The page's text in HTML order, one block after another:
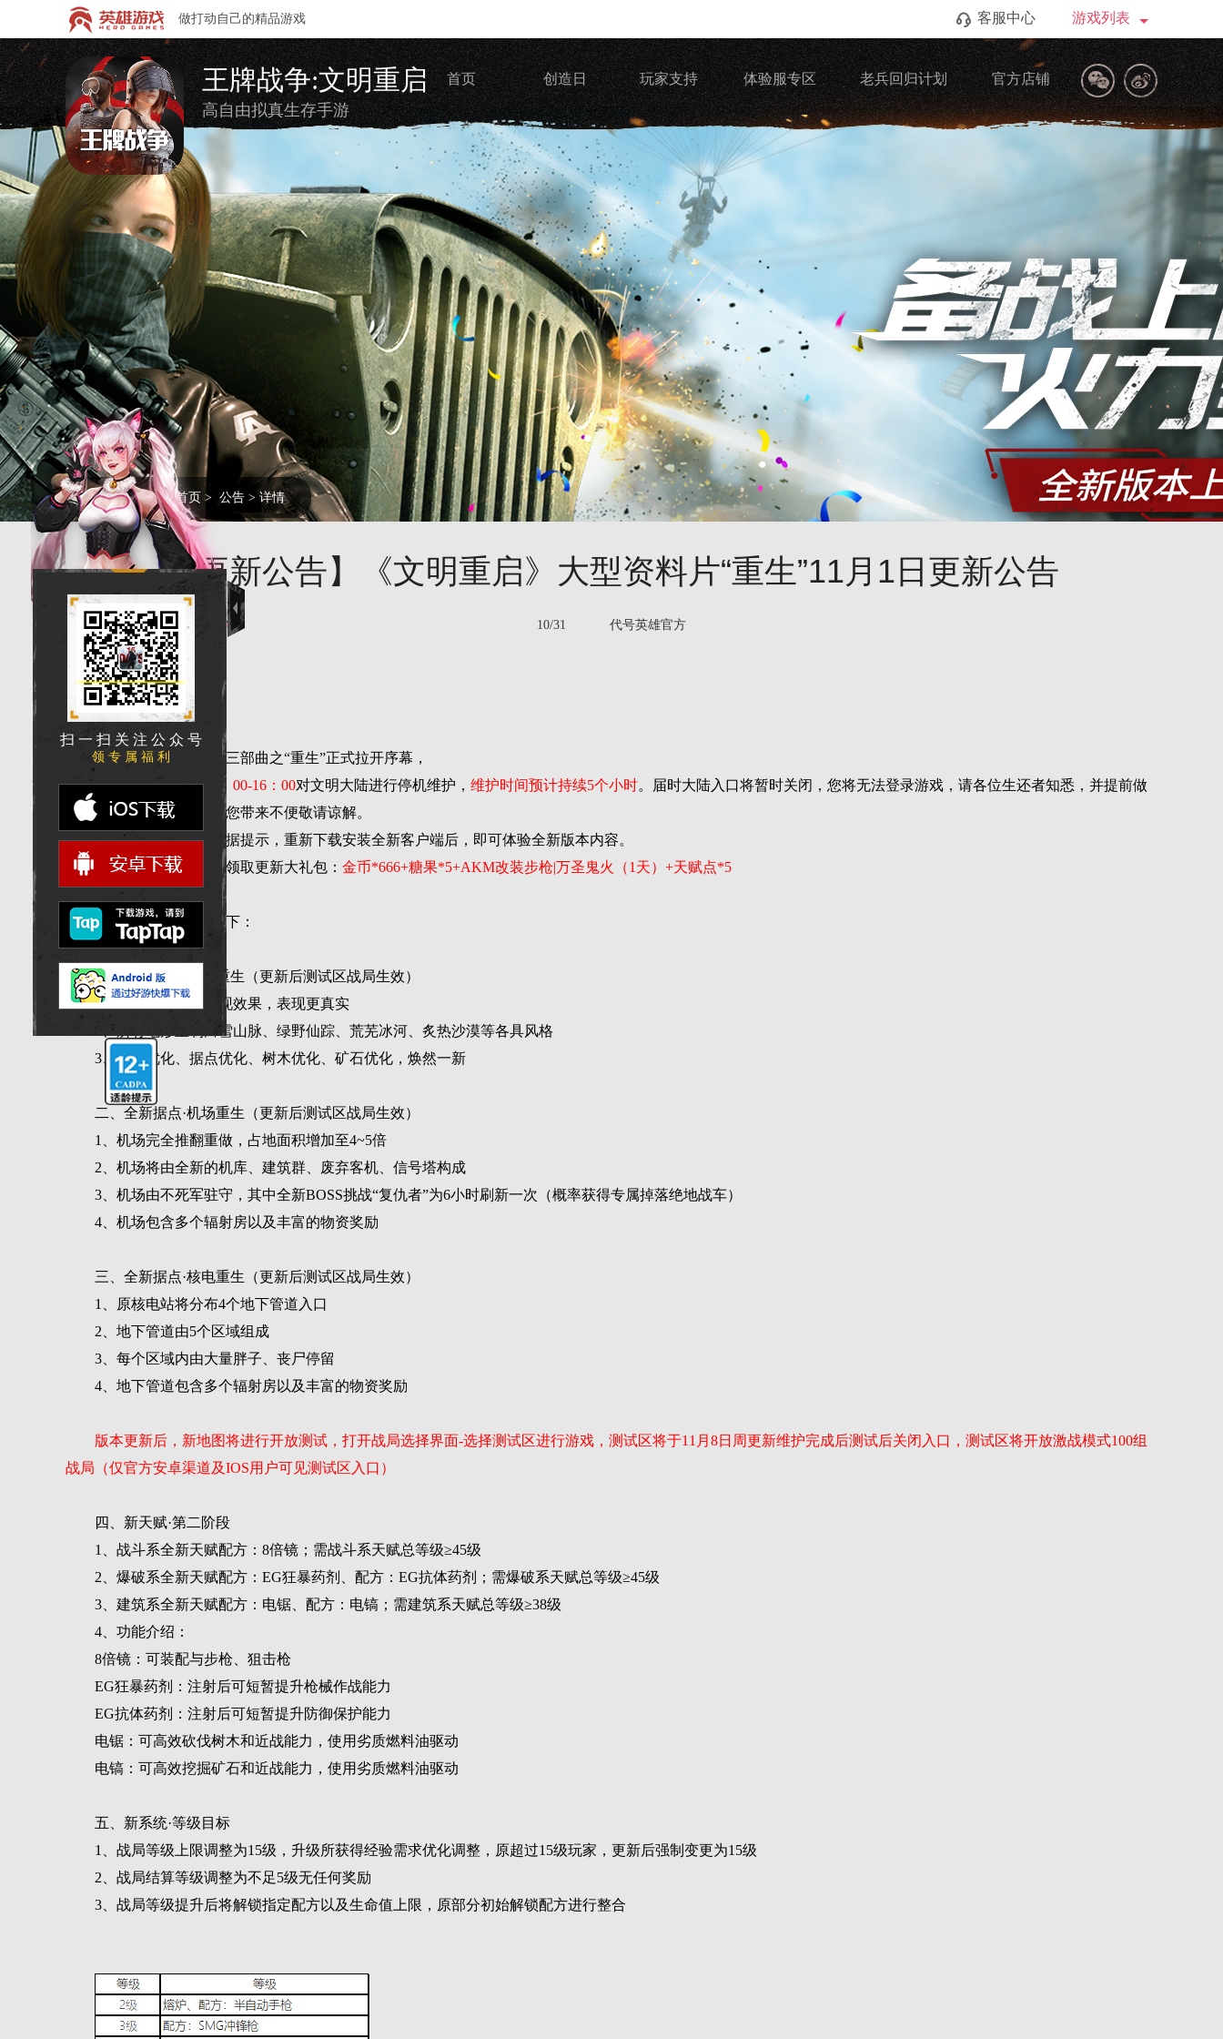
做打动自己的精品游戏 游戏列表
客服中心
王牌战争:文明重启
高自由拟真生存手游
首页 创造日 玩家支持 体验服专区 老兵回归计划 官方店铺
您的当前位置:首页 > 公告 > 详情
【更新公告】《文明重启》大型资料片“重生”11月1日更新公告
10/31 代号英雄官方
勇敢的生还者们：
文明重启资料片创世三部曲之“重生”正式拉开序幕，
我们将于11月1日11：00-16：00对文明大陆进行停机维护， 维护时间预计持续5个小时。届时大陆入口将暂时关闭，您将无法登录游戏，请各位生还者知悉，并提前做
好下线准备，此次停服给您带来不便敬请谅解。
更新结束后，您需根据提示，重新下载安装全新客户端后，即可体验全新版本内容。
更新后登录游戏即可领取更新大礼包： 金币*666+糖果*5+AKM改装步枪|万圣鬼火（1天）+天赋点*5
此次更新详细内容如下：
【重要更新】
一、全新地图·大陆重生（更新后测试区战局生效）
1、全新草木美术表现效果，表现更真实
2、所有地形重制白雪山脉、绿野仙踪、荒芜冰河、炙热沙漠等各具风格
3、路网优化、据点优化、树木优化、矿石优化，焕然一新
二、全新据点·机场重生（更新后测试区战局生效）
1、机场完全推翻重做，占地面积增加至4~5倍
2、机场将由全新的机库、建筑群、废弃客机、信号塔构成
3、机场由不死军驻守，其中全新BOSS挑战“复仇者”为6小时刷新一次（概率获得专属掉落绝地战车）
4、机场包含多个辐射房以及丰富的物资奖励
三、全新据点·核电重生（更新后测试区战局生效）
1、原核电站将分布4个地下管道入口
2、地下管道由5个区域组成
3、每个区域内由大量胖子、丧尸停留
4、地下管道包含多个辐射房以及丰富的物资奖励
版本更新后，新地图将进行开放测试，打开战局选择界面-选择测试区进行游戏，测试区将于11月8日周更新维护完成后测试后关闭入口，测试区将开放激战模式100组
战局（仅官方安卓渠道及IOS用户可见测试区入口）
四、新天赋·第二阶段
1、战斗系全新天赋配方：8倍镜；需战斗系天赋总等级≥45级
2、爆破系全新天赋配方：EG狂暴药剂、配方：EG抗体药剂；需爆破系天赋总等级≥45级
3、建筑系全新天赋配方：电锯、配方：电镐；需建筑系天赋总等级≥38级
4、功能介绍：
8倍镜：可装配与步枪、狙击枪
EG狂暴药剂：注射后可短暂提升枪械作战能力
EG抗体药剂：注射后可短暂提升防御保护能力
电锯：可高效砍伐树木和近战能力，使用劣质燃料油驱动
电镐：可高效挖掘矿石和近战能力，使用劣质燃料油驱动
五、新系统·等级目标
1、战局等级上限调整为15级，升级所获得经验需求优化调整，原超过15级玩家，更新后强制变更为15级
2、战局结算等级调整为不足5级无任何奖励
3、战局等级提升后将解锁指定配方以及生命值上限，原部分初始解锁配方进行整合
扫 一 扫 关 注 公 众 号
领 专 属 福 利